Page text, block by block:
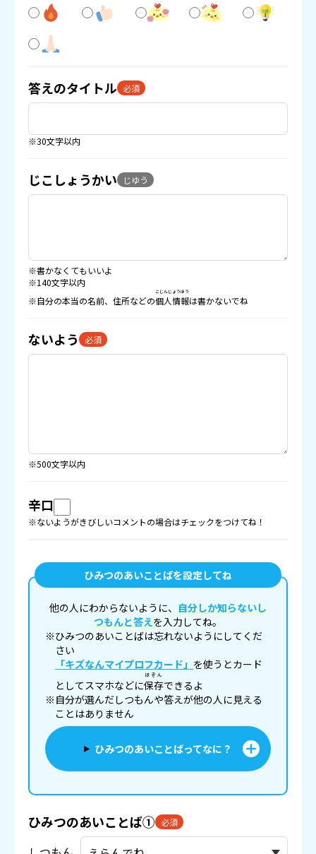
答えのタイトル 必須
※30文字以内
じこしょうかい じゆう
※書かなくてもいいよ
※140文字以内
※自分の本当の名前、住所などの個人情報
こじんじょうほう
は書かないでね
ないよう 必須
※500文字以内
辛口
※ないようがきびしいコメントの場合はチェックをつけてね！
ひみつのあいことばを設定してね
他の人にわからないように、 自分しか知らないし
つもんと答えを入力してね。
※ひみつのあいことばは忘れないようにしてくだ
さい
「キズなんマイプロフカード」 を使うとカード
としてスマホなどに保存
ほぞん
できるよ
※自分が選んだしつもんや答えが他の人に見える
ことはありません
ひみつのあいことばってなに？
ひみつのあいことば① 必須